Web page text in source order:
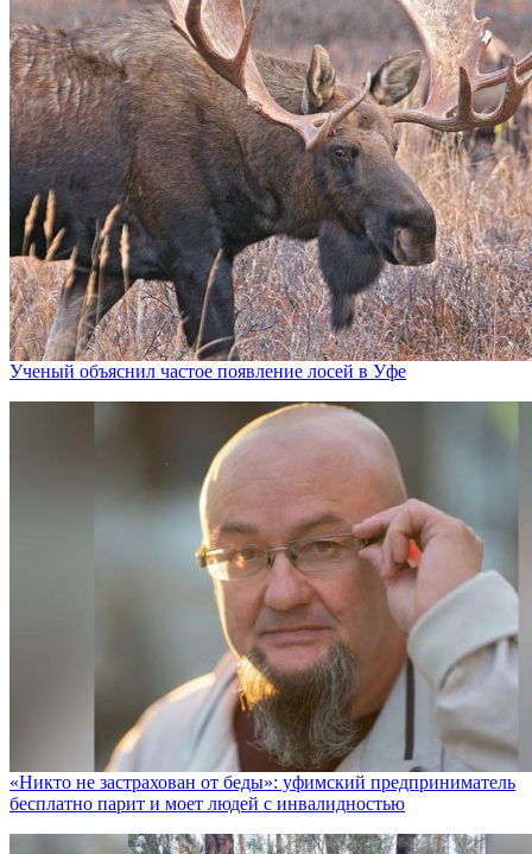
Ученый объяснил частое появление лосей в Уфе
«Никто не заcтрахован от беды»: уфимский предприниматель
бесплатно парит и моет людей с инвалидностью